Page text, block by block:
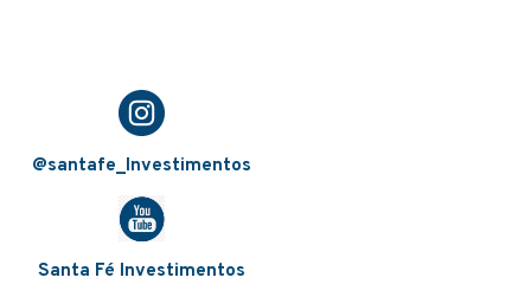
@santafe_Investimentos
Santa Fé Investimentos